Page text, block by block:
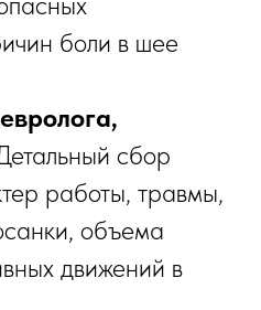
боли в шее
сбор
работы, травмы,
объема
движений в